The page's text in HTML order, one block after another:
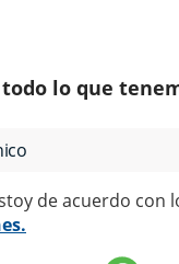
lo que
de acuerdo con